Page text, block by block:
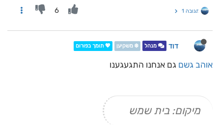
תגובה 1 6
דוד מנהל ❄️ משקיען 💖 תומך בפורום
אוהב גשם גם אנחנו התגעגענו
מיקום: בית שמש